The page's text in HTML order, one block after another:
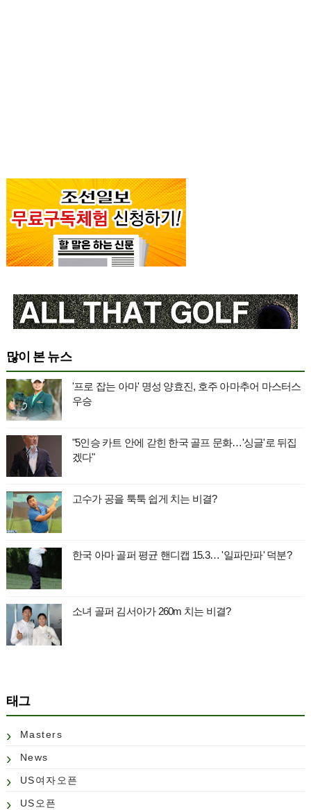
많이 본 뉴스
'프로 잡는 아마' 명성 양효진, 호주 아마추어 마스터스
우승
"5인승 카트 안에 갇힌 한국 골프 문화…'싱글'로 뒤집
겠다"
고수가 공을 툭툭 쉽게 치는 비결?
한국 아마 골퍼 평균 핸디캡 15.3… '일파만파' 덕분?
소녀 골퍼 김서아가 260m 치는 비결?
태그
Masters
News
US여자오픈
US오픈